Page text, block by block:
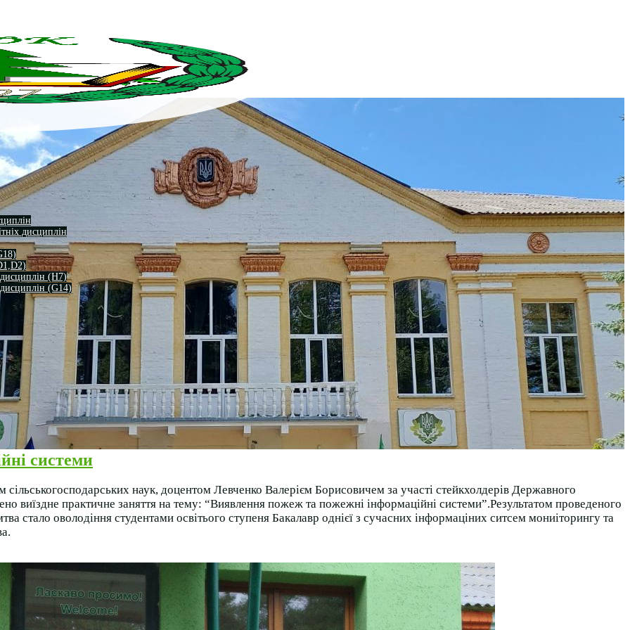
дисциплін
(H7)
(G14)
системи
сільськогосподарських наук, доцентом Левченко Валерієм Борисовичем за участі стейкхолдерів Державного
виїздне практичне заняття на тему: “Виявлення пожеж та пожежні інформаційні системи”.Результатом проведеного
стало оволодіння студентами освітього ступеня Бакалавр однієї з сучасних інформаціних ситсем мониіторингу та